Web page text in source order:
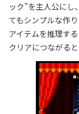
ック”を主人公にし
てもシンプルな作
アイテムを推理す
クリアにつながる